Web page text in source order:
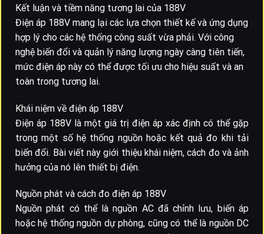
Kết luận và tiềm năng tương lai của 188V
Điện áp 188V mang lại các lựa chọn thiết kế và ứng dụng
hợp lý cho các hệ thống công suất vừa phải. Với công
nghệ biến đổi và quản lý năng lượng ngày càng tiên tiến,
mức điện áp này có thể được tối ưu cho hiệu suất và an
toàn trong tương lai.
Khái niệm về điện áp 188V
Điện áp 188V là một giá trị điện áp xác định có thể gặp
trong một số hệ thống nguồn hoặc kết quả đo khi tải
biến đổi. Bài viết này giới thiệu khái niệm, cách đo và ảnh
hưởng của nó lên thiết bị điện.
Nguồn phát và cách đo điện áp 188V
Nguồn phát có thể là nguồn AC đã chỉnh lưu, biến áp
hoặc hệ thống nguồn dự phòng, cũng có thể là nguồn DC